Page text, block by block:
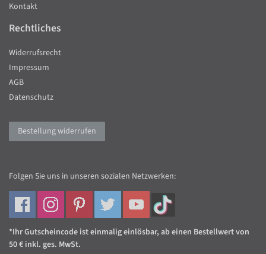
Kontakt
Rechtliches
Widerrufsrecht
Impressum
AGB
Datenschutz
Bestellung widerrufen
Folgen Sie uns in unseren sozialen Netzwerken:
*Ihr Gutscheincode ist einmalig einlösbar, ab einen Bestellwert von
50 € inkl. ges. MwSt.